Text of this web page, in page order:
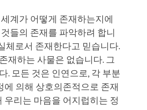
계가 어떻게 존재하는지에
들의 존재를 파악하려 합니
체로서 존재한다고 믿습니다.
재하는 사물은 없습니다. 그
. 모든 것은 인연으로, 각 부분
의해 상호의존적으로 존재
우리는 마음을 어지럽히는 정